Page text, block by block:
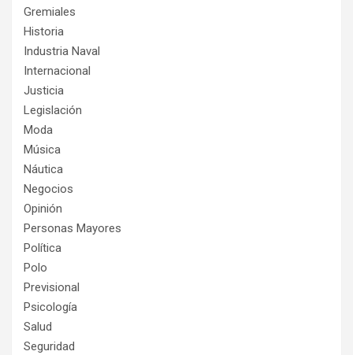
Gremiales
Historia
Industria Naval
Internacional
Justicia
Legislación
Moda
Música
Náutica
Negocios
Opinión
Personas Mayores
Política
Polo
Previsional
Psicología
Salud
Seguridad